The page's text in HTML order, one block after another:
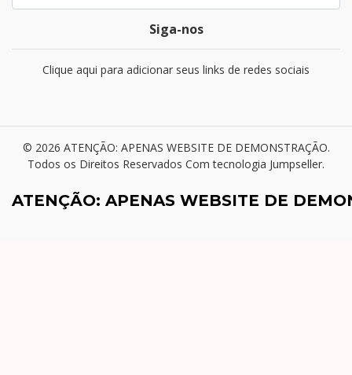
Siga-nos
Clique aqui para adicionar seus links de redes sociais
© 2026 ATENÇÃO: APENAS WEBSITE DE DEMONSTRAÇÃO.
Todos os Direitos Reservados Com tecnologia Jumpseller.
ATENÇÃO: APENAS WEBSITE DE